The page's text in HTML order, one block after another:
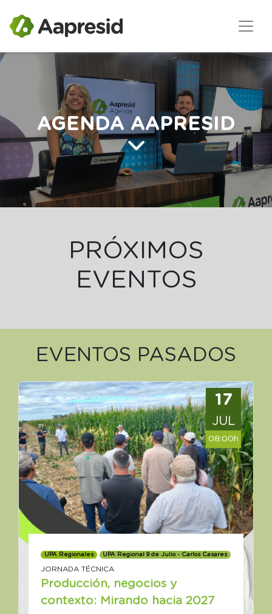
AGENDA AAPRESID
PRÓXIMOS
EVENTOS
EVENTOS PASADOS
17
JUL
08:00h
UPA Regionales UPA Regional 9 de Julio - Carlos Casares
JORNADA TÉCNICA
Producción, negocios y
contexto: Mirando hacia 2027